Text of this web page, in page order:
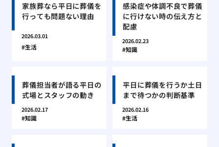
家族葬なら平日に葬儀を
行っても問題ない理由
2026.03.01
生活
感染症や体調不良で葬儀
に行けない時の伝え方と
配慮
2026.02.23
知識
葬儀担当者が語る平日の
式場とスタッフの動き
2026.02.17
知識
平日に葬儀を行うか土日
まで待つかの判断基準
2026.02.16
生活